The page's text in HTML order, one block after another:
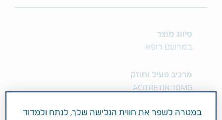
סיווג מוצר
במרשם רופא
מרכיב פעיל וחוזק
ACITRETIN 10MG
תחום טיפול
במטרה לשפר את חווית הגלישה שלך, לנתח ולמדוד